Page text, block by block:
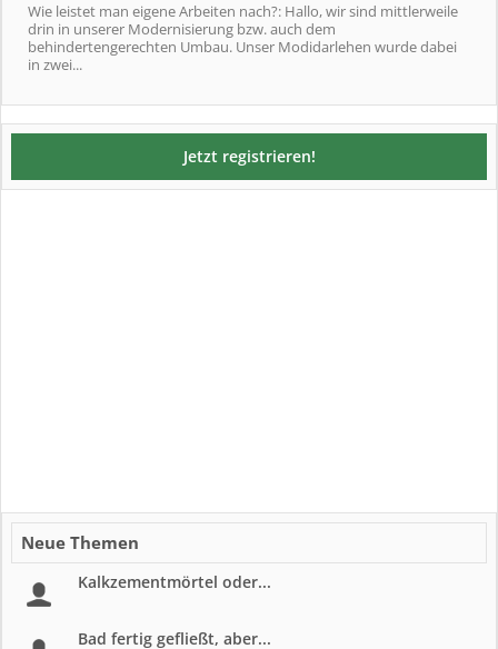
Wie leistet man eigene Arbeiten nach?: Hallo, wir sind mittlerweile
drin in unserer Modernisierung bzw. auch dem
behindertengerechten Umbau. Unser Modidarlehen wurde dabei
in zwei...
Jetzt registrieren!
Neue Themen
Kalkzementmörtel oder...
Bad fertig gefließt, aber...